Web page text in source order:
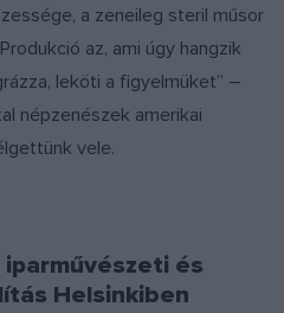
a zeneileg steril műsor
az, ami úgy hangzik
leköti a figyelmüket” –
népzenészek amerikai
vele.
és
Helsinkiben